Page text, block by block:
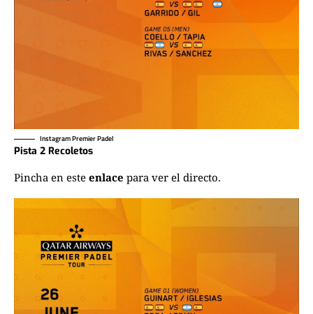
Instagram Premier Padel
Pista 2 Recoletos
Pincha en este enlace para ver el directo.